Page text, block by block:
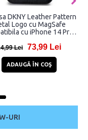
DKNY Leather Pattern
Logo cu MagSafe
cu iPhone 14 Pro,
Lei 73,99 Lei
ADAUGĂ ÎN COŞ
URI